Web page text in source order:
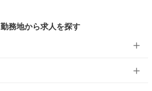
勤務地から求人を探す